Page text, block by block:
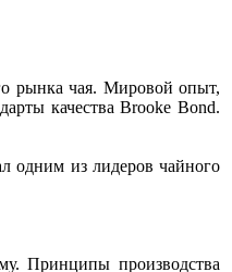
рынка чая. Мировой опыт,
качества Brooke Bond.
одним из лидеров чайного
Принципы производства